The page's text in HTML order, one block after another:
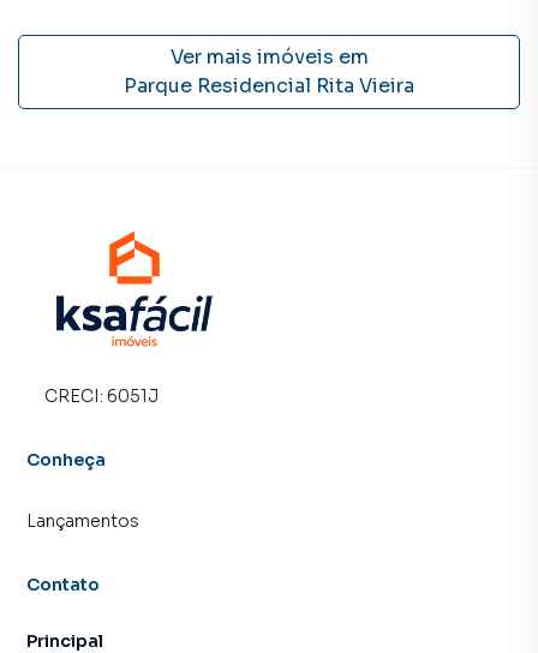
tradicionais. Já vendemos e locamos diversos imóveis em
Campo Grande, especialmente em Parque Residencial Rita
Vieira. Isso porque temos uma equipe de marketing digital
Contamos também com um time de programadores,
corretores treinados e uma central de atendimento
preparada para atender proprietários e inquilinos.
Ver mais imóveis em
Parque Residencial Rita Vieira
CRECI: 6051J
Conheça
Lançamentos
Contato
Principal